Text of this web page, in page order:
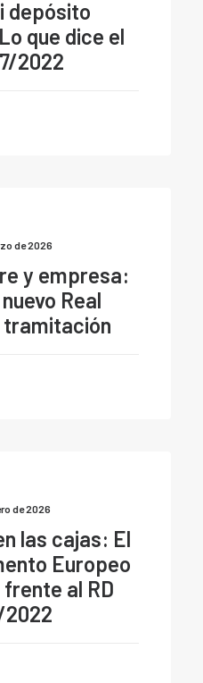
depósito
que dice el
2022
de 2026
y empresa:
Real
tramitación
de 2026
las cajas: El
Europeo
al RD
2022